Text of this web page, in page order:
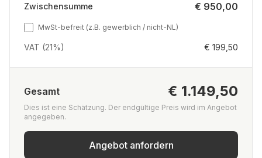
Zwischensumme € 950,00
MwSt-befreit (z.B. gewerblich / nicht-NL)
VAT (21%) € 199,50
Gesamt € 1.149,50
Dies ist eine Schätzung. Der endgültige Preis wird im Angebot
angegeben.
Angebot anfordern